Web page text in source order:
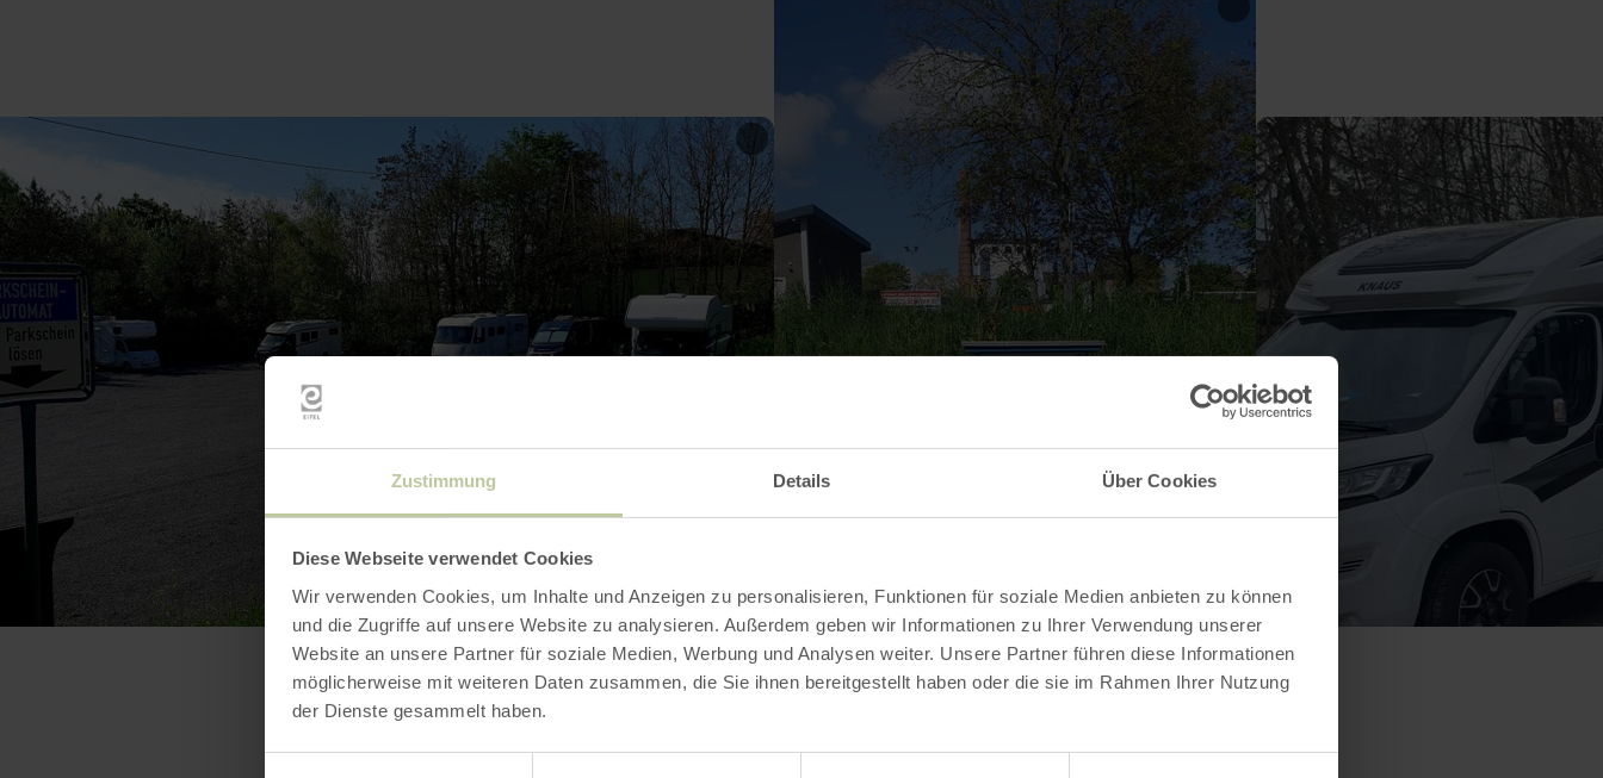
Zustimmung Details Über Cookies
Diese Webseite verwendet Cookies
Wir verwenden Cookies, um Inhalte und Anzeigen zu personalisieren, Funktionen für soziale Medien anbieten zu können
und die Zugriffe auf unsere Website zu analysieren. Außerdem geben wir Informationen zu Ihrer Verwendung unserer
Website an unsere Partner für soziale Medien, Werbung und Analysen weiter. Unsere Partner führen diese Informationen
möglicherweise mit weiteren Daten zusammen, die Sie ihnen bereitgestellt haben oder die sie im Rahmen Ihrer Nutzung
der Dienste gesammelt haben.
Open gallery